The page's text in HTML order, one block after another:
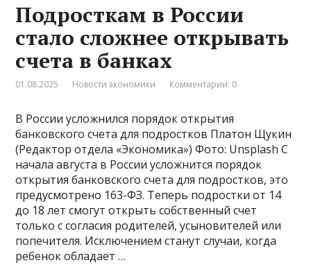
Подросткам в России
стало сложнее открывать
счета в банках
01.08.2025 Новости экономики Комментарии: 0
В России усложнился порядок открытия
банковского счета для подростков Платон Щукин
(Редактор отдела «Экономика») Фото: Unsplash С
начала августа в России усложнится порядок
открытия банковского счета для подростков, это
предусмотрено 163-ФЗ. Теперь подростки от 14
до 18 лет смогут открыть собственный счет
только с согласия родителей, усыновителей или
попечителя. Исключением станут случаи, когда
ребенок обладает …